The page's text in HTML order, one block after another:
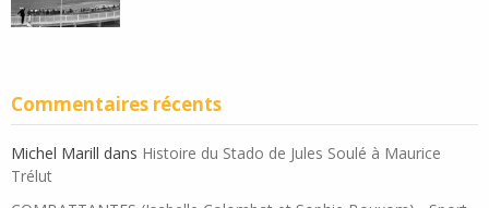
Commentaires récents
Michel Marill dans Histoire du Stado de Jules Soulé à Maurice
Trélut